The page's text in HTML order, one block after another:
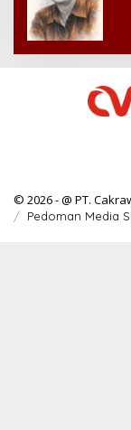
© 2026 - @ PT.
Pedoman Media